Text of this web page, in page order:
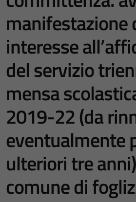
manifestazione
interesse
del servizio
mensa
2019-22 (da
eventualmente
ulteriori tre
comune di